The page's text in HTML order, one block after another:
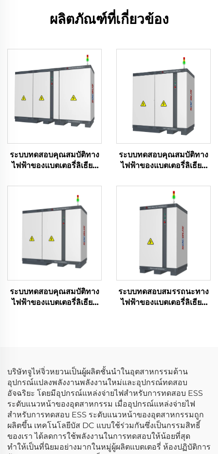
ผลิตภัณฑ์ที่เกี่ยวข้อง
ระบบทดสอบคุณสมบัติทาง
ไฟฟ้าของแบตเตอรี่ลิเธียม
ระบบทดสอบคุณสมบัติทาง
ไฟฟ้าของแบตเตอรี่ลิเธียม
ระบบทดสอบคุณสมบัติทาง
ไฟฟ้าของแบตเตอรี่ลิเธียม
ระบบทดสอบสมรรถนะทาง
ไฟฟ้าของแบตเตอรี่ลิเธียม
บริษัทจูไห่จิ่วหยวนเป็นผู้ผลิตชั้นนำในอุตสาหกรรมด้าน
อุปกรณ์แปลงพลังงานพลังงานใหม่และอุปกรณ์ทดสอบ
อัจฉริยะ โดยมีอุปกรณ์แหล่งจ่ายไฟสำหรับการทดสอบ ESS
ระดับแนวหน้าของอุตสาหกรรม เมื่ออุปกรณ์แหล่งจ่ายไฟ
สำหรับการทดสอบ ESS ระดับแนวหน้าของอุตสาหกรรมถูก
ผลิตขึ้น เทคโนโลยีบัส DC แบบใช้ร่วมกันซึ่งเป็นกรรมสิทธิ์
ของเรา ได้ลดการใช้พลังงานในการทดสอบให้น้อยที่สุด
ทำให้เป็นที่นิยมอย่างมากในหมู่ผู้ผลิตแบตเตอรี่ ห้องปฏิบัติการ